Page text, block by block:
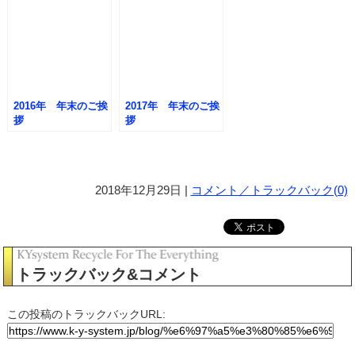
2016年 年末のご挨
拶
2017年 年末のご挨
拶
2018年12月29日 | コメント／トラックバック(0)
トラックバック&コメント
この投稿のトラックバックURL: